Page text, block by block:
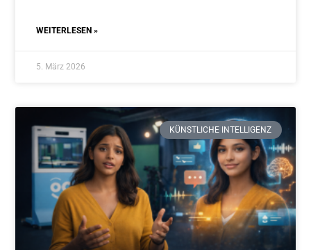
WEITERLESEN »
5. März 2026
KÜNSTLICHE INTELLIGENZ